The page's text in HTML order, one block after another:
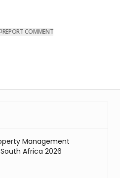
REPORT COMMENT
Management
Africa 2026